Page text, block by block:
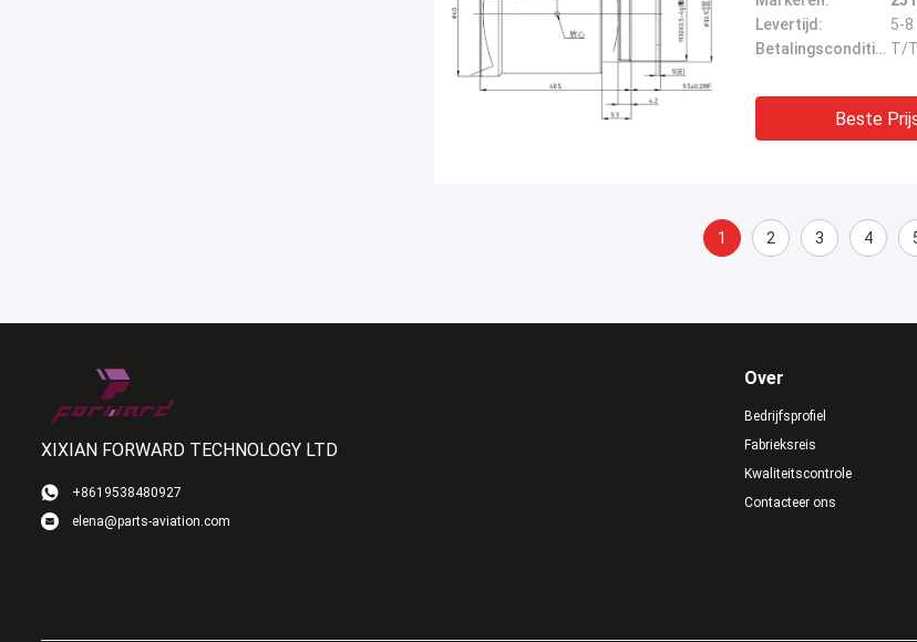
Levertijd:
5-
Betalingscondities: T/T
Beste
1 2 3 4
XIXIAN FORWARD TECHNOLOGY LTD
+8619538480927
elena@parts-aviation.com
Over
Bedrijfsprofiel
Fabrieksreis
Kwaliteitscontrole
Contacteer ons